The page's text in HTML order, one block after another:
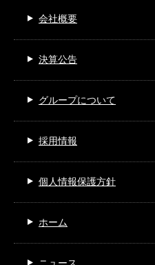
会社概要
決算公告
グループについて
採用情報
個人情報保護方針
ホーム